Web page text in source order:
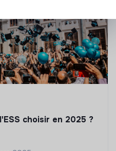
choisir en 2025 ?